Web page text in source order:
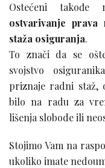
Ostećeni takođe
ostvarivanje
staža osiguranja.
To znači da se
svojstvo
priznaje radni staž,
bilo na radu za
lišenja slobode ili
Stojimo Vam na
ukoliko imate